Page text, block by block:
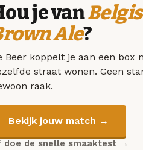
je van
Ale?
Beer koppelt je aan een box
straat wonen. Geen
raak.
Bekijk jouw match →
doe de snelle smaaktest →